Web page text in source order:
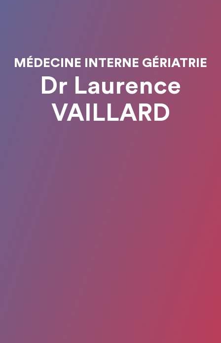
MÉDECINE INTERNE GÉRIATRIE
Dr Laurence
VAILLARD